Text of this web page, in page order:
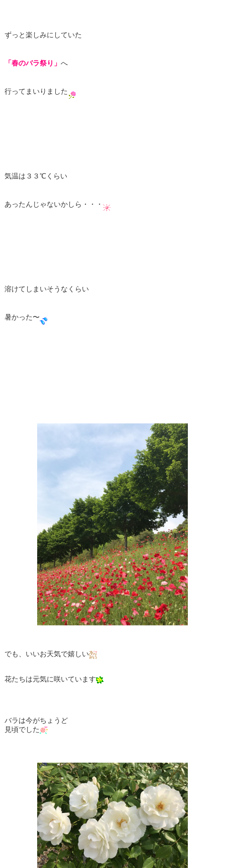
ずっと楽しみにしていた
「春のバラ祭り」 へ
行ってまいりました
気温は３３℃くらい
あったんじゃないかしら・・・
溶けてしまいそうなくらい
暑かった〜
でも、いいお天気で嬉しい
花たちは元気に咲いています
バラは今がちょうど
見頃でした